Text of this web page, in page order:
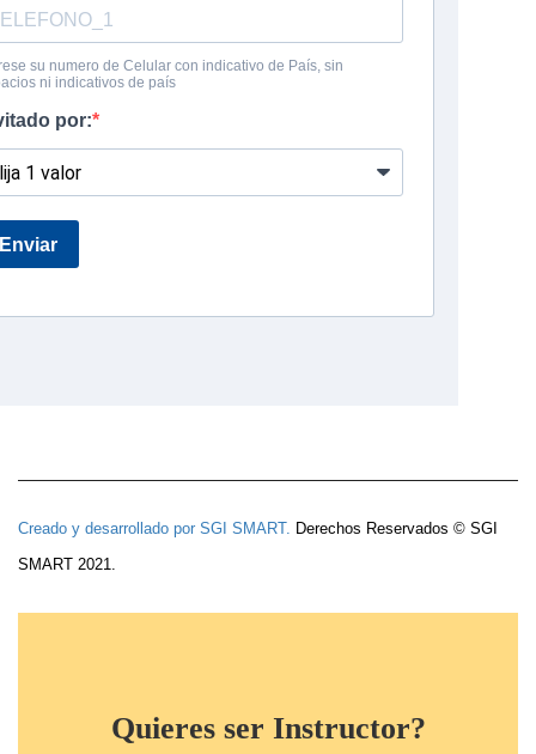
Creado y desarrollado por SGI SMART. Derechos Reservados © SGI
SMART 2021.
Quieres ser Instructor?